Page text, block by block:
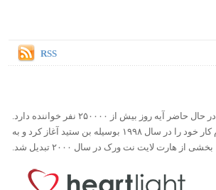
RSS
در حال حاضر آیه روز بیش از ۲۵۰۰۰۰ نفر خواننده دارد.
ورس آو ذ دی دات کام کار خود را در سال ۱۹۹۸ بوسیله بن ستید آغاز کرد و به
بخشی از هارت لایت نت ورک در سال ۲۰۰۰ تبدیل شد.